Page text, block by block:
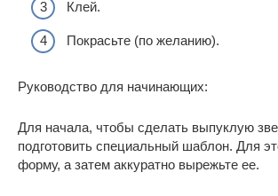
Клей.
Покрасьте (по желанию).
Руководство для начинающих:
Для начала, чтобы сделать выпуклую
подготовить специальный шаблон. Для
форму, а затем аккуратно вырежьте ее.